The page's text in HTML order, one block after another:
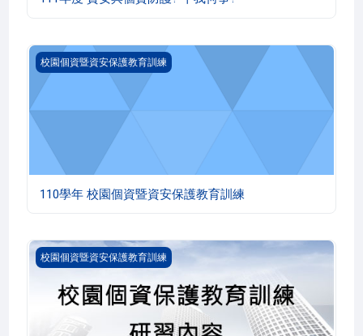
110學年 校園個資暨資安保護教育訓練
校園個資暨資安保護教育訓練
110學年 校園個資暨資安保護教育訓練
【演講】校園個資教育訓練
校園個資暨資安保護教育訓練